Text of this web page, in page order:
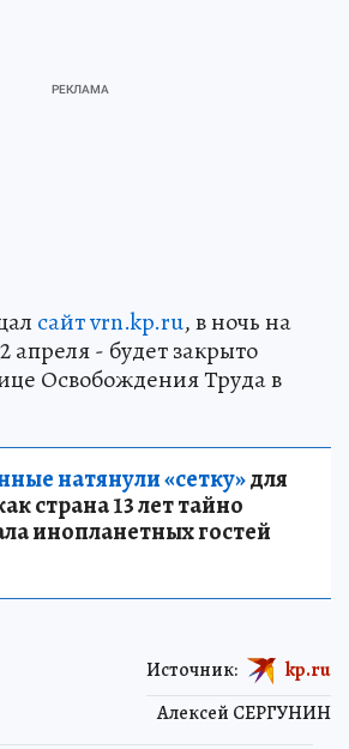
сайт vrn.kp.ru, в ночь на
апреля - будет закрыто
Освобождения Труда в
натянули «сетку»для
страна 13 лет тайно
инопланетных гостей
Алексей СЕРГУНИН
Источник: kp.ru